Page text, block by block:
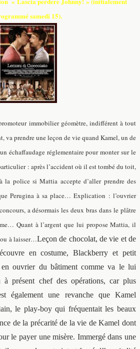
samedi 15).
immobilier géomètre, indifférent à tout
va prendre une leçon de vie quand Kamel, un de
échaffaudage réglementaire pour monter sur le
: après l’accident où il est tombé du toit,
la police si Mattia accepte d’aller prendre des
Perugina à sa place… Explication : l’ouvrier
a désormais les deux bras dans le plâtre
Quant à l’argent que lui propose Mattia, il
ou à laisser…Leçon de chocolat, de vie et de
en costume, Blackberry et petit
en ouvrier du bâtiment comme va le lui
à présent chef des opérations, car plus
également une revanche que Kamel
le play-boy qui fréquentait les beaux
de la précarité de la vie de Kamel dont
le payer une misère. Immergé dans une